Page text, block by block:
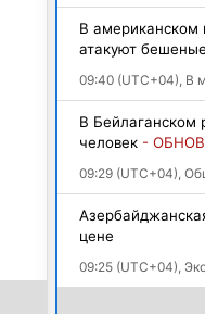
В американском
атакуют
09:40 (UTC+04), В
В Бейлаганском
человек -
09:29 (UTC+04),
цене
09:25 (UTC+04),